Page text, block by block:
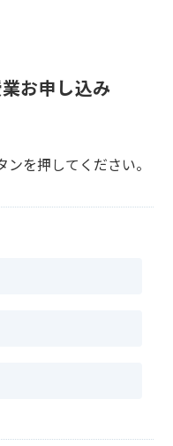
お申し込み
を押してください。